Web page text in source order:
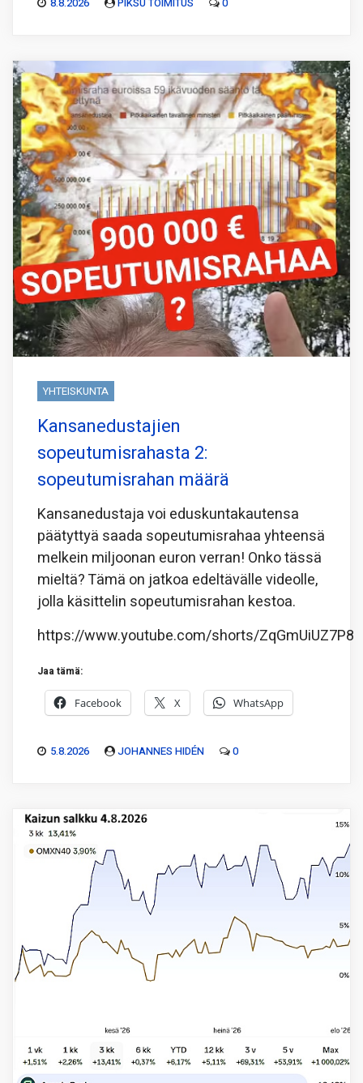
YHTEISKUNTA
Kansanedustajien
sopeutumisrahasta 2:
sopeutumisrahan määrä
Kansanedustaja voi eduskuntakautensa
päätyttyä saada sopeutumisrahaa yhteensä
melkein miljoonan euron verran! Onko tässä
mieltä? Tämä on jatkoa edeltävälle videolle,
jolla käsittelin sopeutumisrahan kestoa.
https://www.youtube.com/shorts/ZqGmUiUZ7P8
Jaa tämä:
Facebook X WhatsApp
5.8.2026 JOHANNES HIDÉN 0